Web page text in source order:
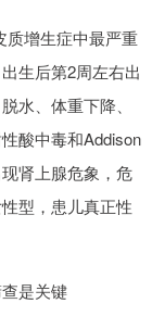
增生症中最严重
生后第2周左右出
水、体重下降、
酸中毒和Addison
肾上腺危象，危
型，患儿真正性
是关键